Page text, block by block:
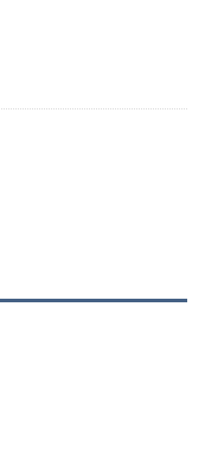
(20HR), N220Z quantity